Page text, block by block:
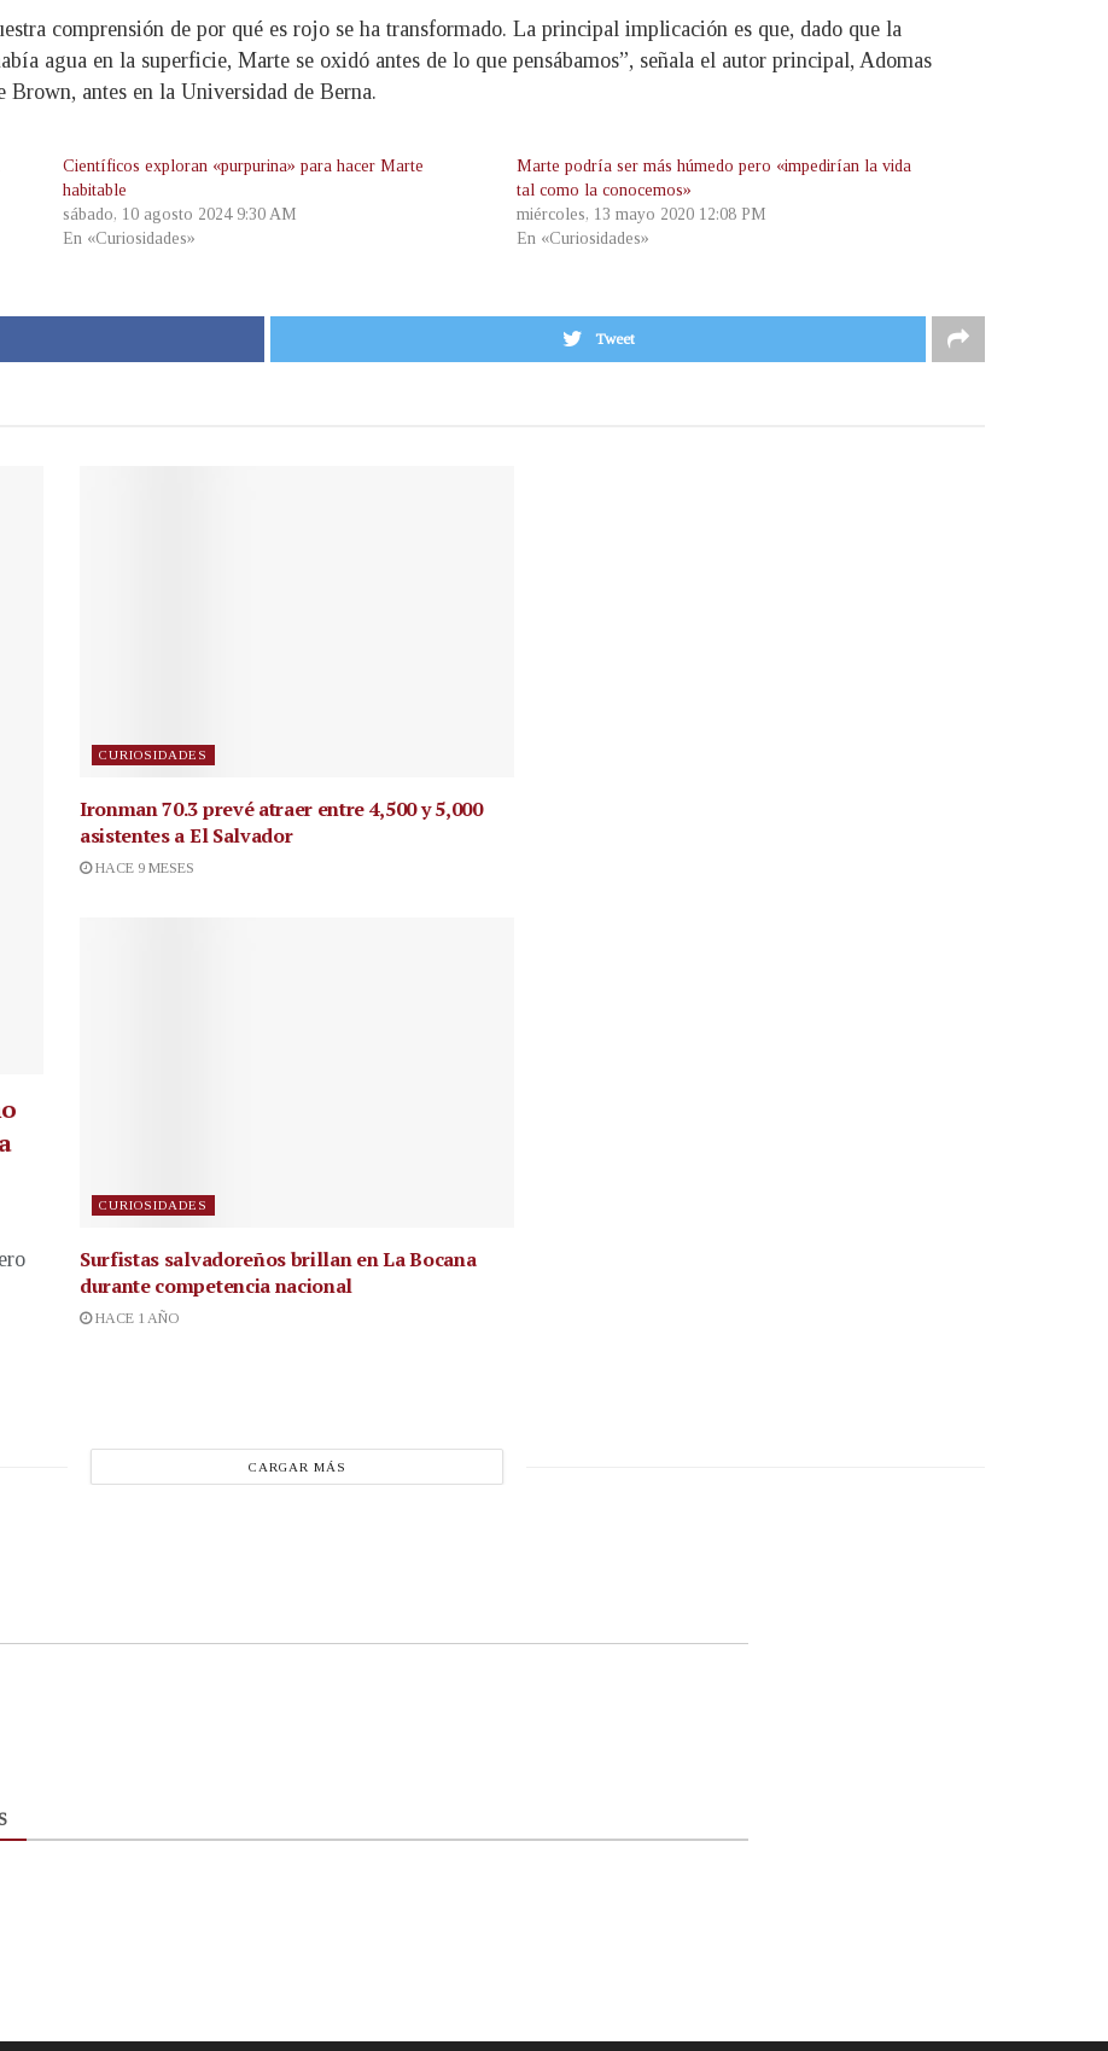
comprensión de por qué es rojo se ha transformado. La principal implicación es que, dado que la
agua en la superficie, Marte se oxidó antes de lo que pensábamos”, señala el autor principal, Adomas
antes en la Universidad de Berna.
Científicos exploran «purpurina» para hacer Marte
habitable
sábado, 10 agosto 2024 9:30 AM
En «Curiosidades»
Marte podría ser más húmedo pero «impedirían la vida
tal como la conocemos»
miércoles, 13 mayo 2020 12:08 PM
En «Curiosidades»
Tweet
CURIOSIDADES
Ironman 70.3 prevé atraer entre 4,500 y 5,000
asistentes a El Salvador
HACE 9 MESES
CURIOSIDADES
Surfistas salvadoreños brillan en La Bocana
durante competencia nacional
HACE 1 AÑO
CARGAR MÁS